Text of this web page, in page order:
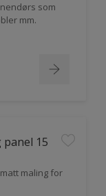
som
mm.
15
maling for